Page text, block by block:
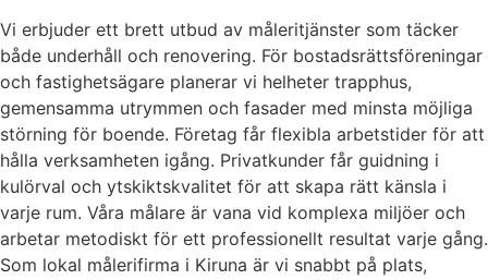
Vi erbjuder ett brett utbud av måleritjänster som täcker
både underhåll och renovering. För bostadsrättsföreningar
och fastighetsägare planerar vi helheter trapphus,
gemensamma utrymmen och fasader med minsta möjliga
störning för boende. Företag får flexibla arbetstider för att
hålla verksamheten igång. Privatkunder får guidning i
kulörval och ytskiktskvalitet för att skapa rätt känsla i
varje rum. Våra målare är vana vid komplexa miljöer och
arbetar metodiskt för ett professionellt resultat varje gång.
Som lokal målerifirma i Kiruna är vi snabbt på plats,